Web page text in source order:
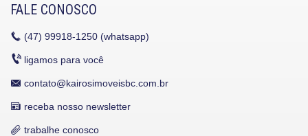
FALE CONOSCO
(47) 99918-1250 (whatsapp)
ligamos para você
contato@kairosimoveisbc.com.br
receba nosso newsletter
trabalhe conosco